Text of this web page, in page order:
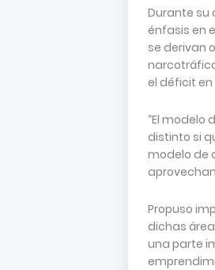
Durante su
énfasis en
se derivan
el déficit
“El modelo
distinto si
modelo de
Propuso
dichas
una parte